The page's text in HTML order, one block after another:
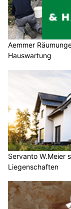
Aemmer
Hauswartung
Servanto W.Meier
Liegenschaften